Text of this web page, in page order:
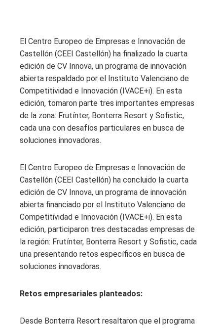
El Centro Europeo de Empresas e Innovación de
Castellón (CEEI Castellón) ha finalizado la cuarta
edición de CV Innova, un programa de innovación
abierta respaldado por el Instituto Valenciano de
Competitividad e Innovación (IVACE+i). En esta
edición, tomaron parte tres importantes empresas
de la zona: Frutínter, Bonterra Resort y Sofistic,
cada una con desafíos particulares en busca de
soluciones innovadoras.
El Centro Europeo de Empresas e Innovación de
Castellón (CEEI Castellón) ha concluido la cuarta
edición de CV Innova, un programa de innovación
abierta financiado por el Instituto Valenciano de
Competitividad e Innovación (IVACE+i). En esta
edición, participaron tres destacadas empresas de
la región: Frutínter, Bonterra Resort y Sofistic, cada
una presentando retos específicos en busca de
soluciones innovadoras.
Retos empresariales planteados:
Desde Bonterra Resort resaltaron que el programa